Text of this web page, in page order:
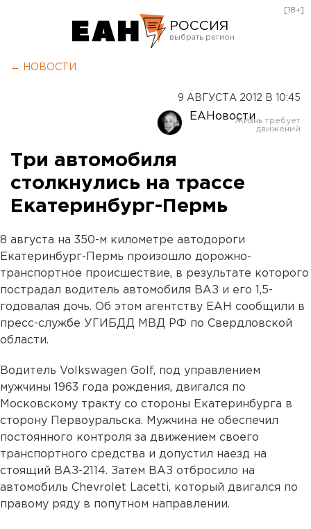
РОССИЯ
Оренбург
[18+]
← НОВОСТИ
9 АВГУСТА 2012 В 10:45
ЕАНовости
Три автомобиля
столкнулись на трассе
Екатеринбург-Пермь
8 августа на 350-м километре автодороги
Екатеринбург-Пермь произошло дорожно-
транспортное происшествие, в результате которого
пострадал водитель автомобиля ВАЗ и его 1,5-
годовалая дочь. Об этом агентству ЕАН сообщили в
пресс-службе УГИБДД МВД РФ по Свердловской
области.
Водитель Volkswagen Golf, под управлением
мужчины 1963 года рождения, двигался по
Московскому тракту со стороны Екатеринбурга в
сторону Первоуральска. Мужчина не обеспечил
постоянного контроля за движением своего
транспортного средства и допустил наезд на
стоящий ВАЗ-2114. Затем ВАЗ отбросило на
автомобиль Chevrolet Lacetti, который двигался по
правому ряду в попутном направлении.